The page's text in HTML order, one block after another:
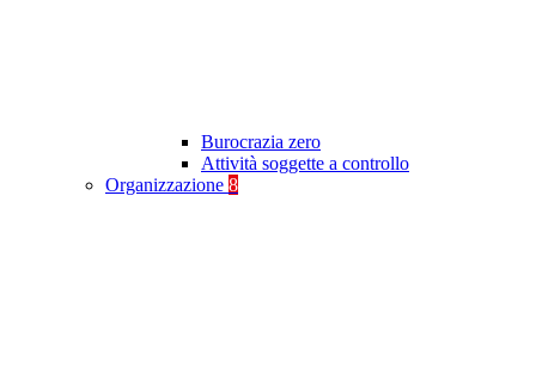
Burocrazia zero
Attività soggette a controllo
Organizzazione 8